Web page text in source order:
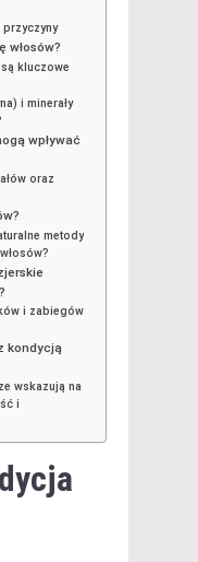
włosów?
kluczowe
i minerały
wpływać
oraz
metody
i zabiegów
kondycją
wskazują na
i